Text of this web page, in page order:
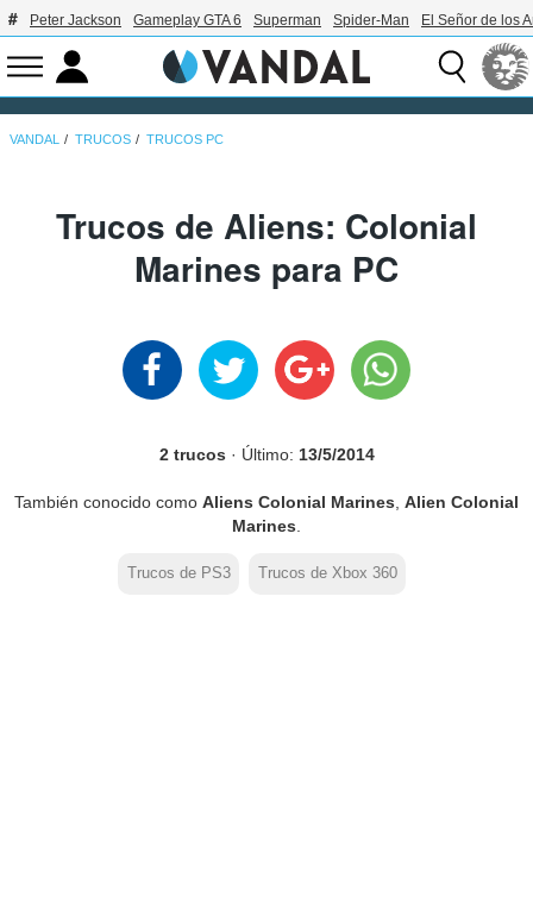
Peter Jackson Gameplay GTA 6 Superman Spider-Man El Señor de los
VANDAL TRUCOS TRUCOS PC
Trucos de Aliens: Colonial
Marines para PC
2 trucos · Último: 13/5/2014
También conocido como Aliens Colonial Marines Alien Colonial
Marines
Trucos de PS3 Trucos de Xbox 360